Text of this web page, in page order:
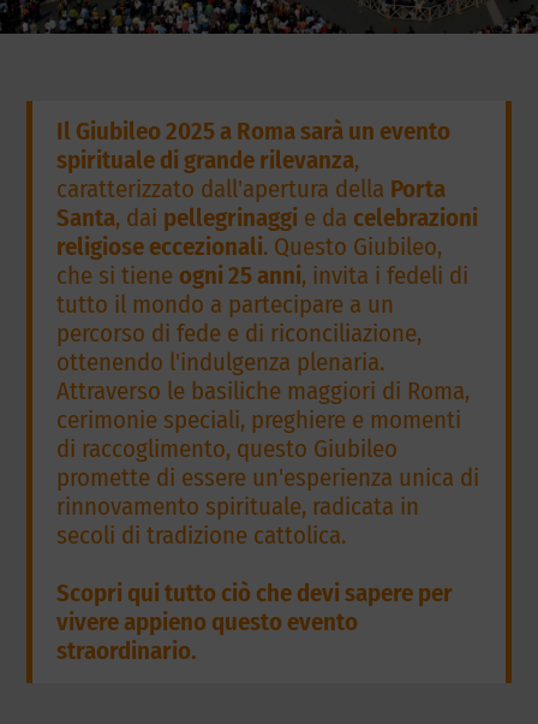
Il Giubileo 2025 a Roma sarà un evento
spirituale di grande rilevanza,
caratterizzato dall'apertura della Porta
Santa, dai pellegrinaggi e da celebrazioni
religiose eccezionali. Questo Giubileo,
che si tiene ogni 25 anni, invita i fedeli di
tutto il mondo a partecipare a un
percorso di fede e di riconciliazione,
ottenendo l'indulgenza plenaria.
Attraverso le basiliche maggiori di Roma,
cerimonie speciali, preghiere e momenti
di raccoglimento, questo Giubileo
promette di essere un'esperienza unica di
rinnovamento spirituale, radicata in
secoli di tradizione cattolica.
Scopri qui tutto ciò che devi sapere per
vivere appieno questo evento
straordinario.